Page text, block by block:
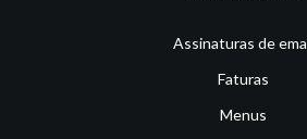
Assinaturas de
Faturas
Menus